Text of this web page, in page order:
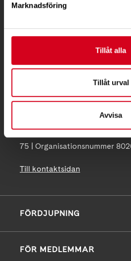
Marknadsföring
Tillåt alla
Tillåt urval
Avvisa
Ågatan 12 C, 172 62
Postadress:
171 04 Solna
PG 90 10 07-5 | BG 901-0075
75 | Organisationsnummer
Till kontaktsidan
FÖRDJUPNING
FÖR MEDLEMMAR